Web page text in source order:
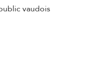
vaudois